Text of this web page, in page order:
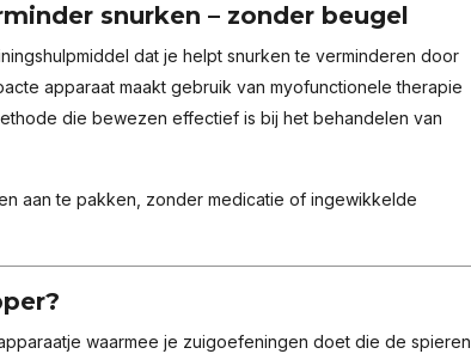
snurken – zonder beugel
dat je helpt snurken te verminderen door
apparaat maakt gebruik van myofunctionele therapie
die bewezen effectief is bij het behandelen van
aan te pakken, zonder medicatie of ingewikkelde
waarmee je zuigoefeningen doet die de spieren